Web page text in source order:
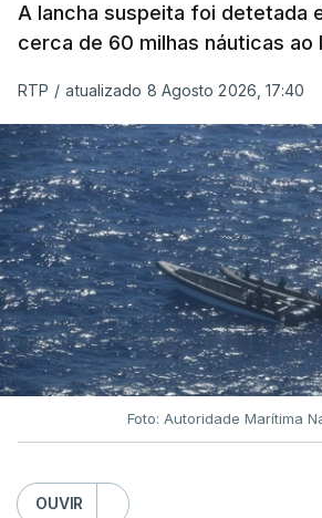
A lancha suspeita foi detetada
cerca de 60 milhas náuticas ao
RTP / atualizado 8 Agosto 2026, 17:40
Foto: Autoridade Marítima
OUVIR